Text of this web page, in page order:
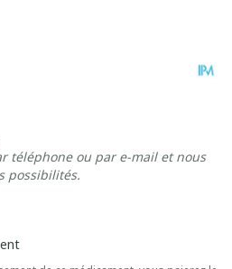
téléphone ou par e-mail et nous
possibilités.